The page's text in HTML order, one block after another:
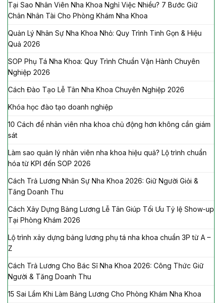
Tại Sao Nhân Viên Nha Khoa Nghỉ Việc Nhiều? 7 Bước Giữ
Chân Nhân Tài Cho Phòng Khám Nha Khoa
Quản Lý Nhân Sự Nha Khoa Nhỏ: Quy Trình Tinh Gọn & Hiệu
Quả 2026
SOP Phụ Tá Nha Khoa: Quy Trình Chuẩn Vận Hành Chuyên
Nghiệp 2026
Cách Đào Tạo Lễ Tân Nha Khoa Chuyên Nghiệp 2026
Khóa học đào tạo doanh nghiệp
10 Cách để nhân viên nha khoa chủ động hơn không cần giám
sát
Làm sao quản lý nhân viên nha khoa hiệu quả? Lộ trình chuẩn
hóa từ KPI đến SOP 2026
Cách Trả Lương Nhân Sự Nha Khoa 2026: Giữ Người Giỏi &
Tăng Doanh Thu
Cách Xây Dựng Bảng Lương Lễ Tân Giúp Tối Ưu Tỷ lệ Show-up
Tại Phòng Khám 2026
Lộ trình xây dựng bảng lương phụ tá nha khoa chuẩn 3P từ A –
Z
Cách Trả Lương Cho Bác Sĩ Nha Khoa 2026: Công Thức Giữ
Người & Tăng Doanh Thu
15 Sai Lầm Khi Làm Bảng Lương Cho Phòng Khám Nha Khoa